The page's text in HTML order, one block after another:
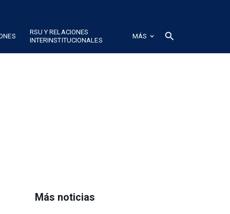
RSU Y RELACIONES
INTERINSTITUCIONALES
MÁS search
Más noticias